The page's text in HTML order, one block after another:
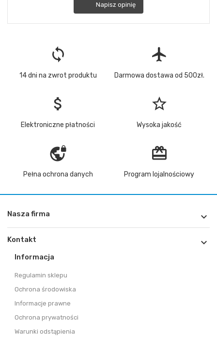
Napisz opinię
loop
14 dni na zwrot produktu
flight
Darmowa dostawa od 500zł.
attach_money
Elektroniczne płatności
star_border
Wysoka jakość
vpn_lock
Pełna ochrona danych
redeem
Program lojalnościowy
Nasza firma 
Kontakt 
Informacja
Regulamin sklepu
Ochrona środowiska
Informacje prawne
Ochrona prywatności
Warunki odstąpienia